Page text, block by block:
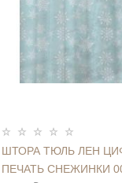
ШТОРА ТЮЛЬ ЛЕН
ПЕЧАТЬ СНЕЖИНКИ